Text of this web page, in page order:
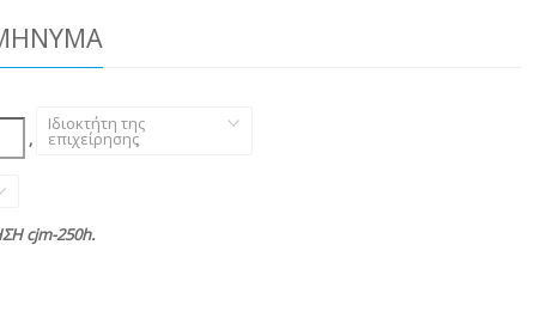
,
Ιδιοκτήτη της
επιχείρησης
,
cjm-250h.